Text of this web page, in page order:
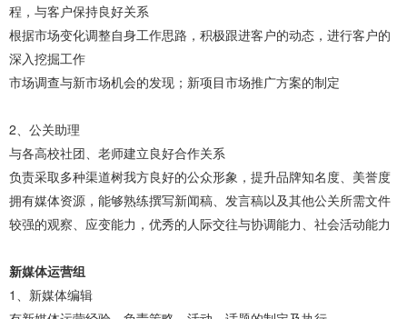
程，与客户保持良好关系
根据市场变化调整自身工作思路，积极跟进客户的动态，进行客户的
深入挖掘工作
市场调查与新市场机会的发现；新项目市场推广方案的制定
2、公关助理
与各高校社团、老师建立良好合作关系
负责采取多种渠道树我方良好的公众形象，提升品牌知名度、美誉度
拥有媒体资源，能够熟练撰写新闻稿、发言稿以及其他公关所需文件
较强的观察、应变能力，优秀的人际交往与协调能力、社会活动能力
新媒体运营组
1、新媒体编辑